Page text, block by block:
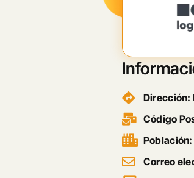
Dirección:
Código
Población:
Correo